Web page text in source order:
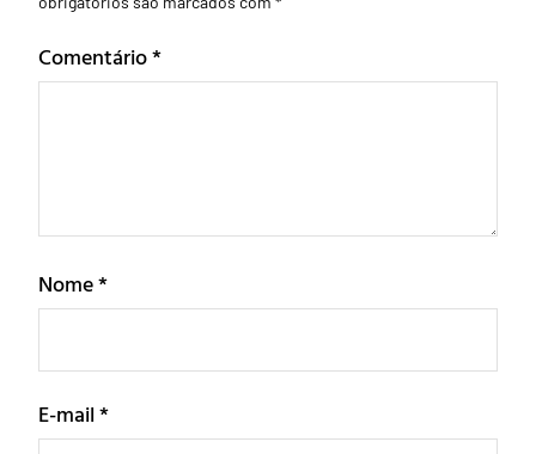
Comentário*
Nome*
E-mail*